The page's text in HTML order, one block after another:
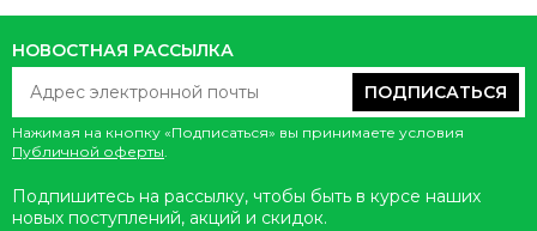
НОВОСТНАЯ РАССЫЛКА
ПОДПИСАТЬСЯ
Нажимая на кнопку «Подписаться» вы принимаете условия
Публичной оферты.
Подпишитесь на рассылку, чтобы быть в курсе наших
новых поступлений, акций и скидок.